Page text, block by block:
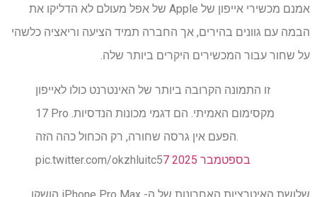
אמנם מכשירי אייפון של Apple של אפל מעולם לא הדליקו את
הבמה עם גוונים בהירים, אך החברה תמיד הציעה וריאציה כלשהי
על שחור עבור המכשירים היקרים ביותר שלה.
זו התמונה הקרובה ביותר של האינטרנט כולו לאייפון
17 Pro מקסימום האמיתי. הם דגמי מכונות הנדסיות.
הפעם אין גרסה שחורה, רק הכחול כהה הזה.
pic.twitter.com/okzhluitc5
7 בספטמבר 2025